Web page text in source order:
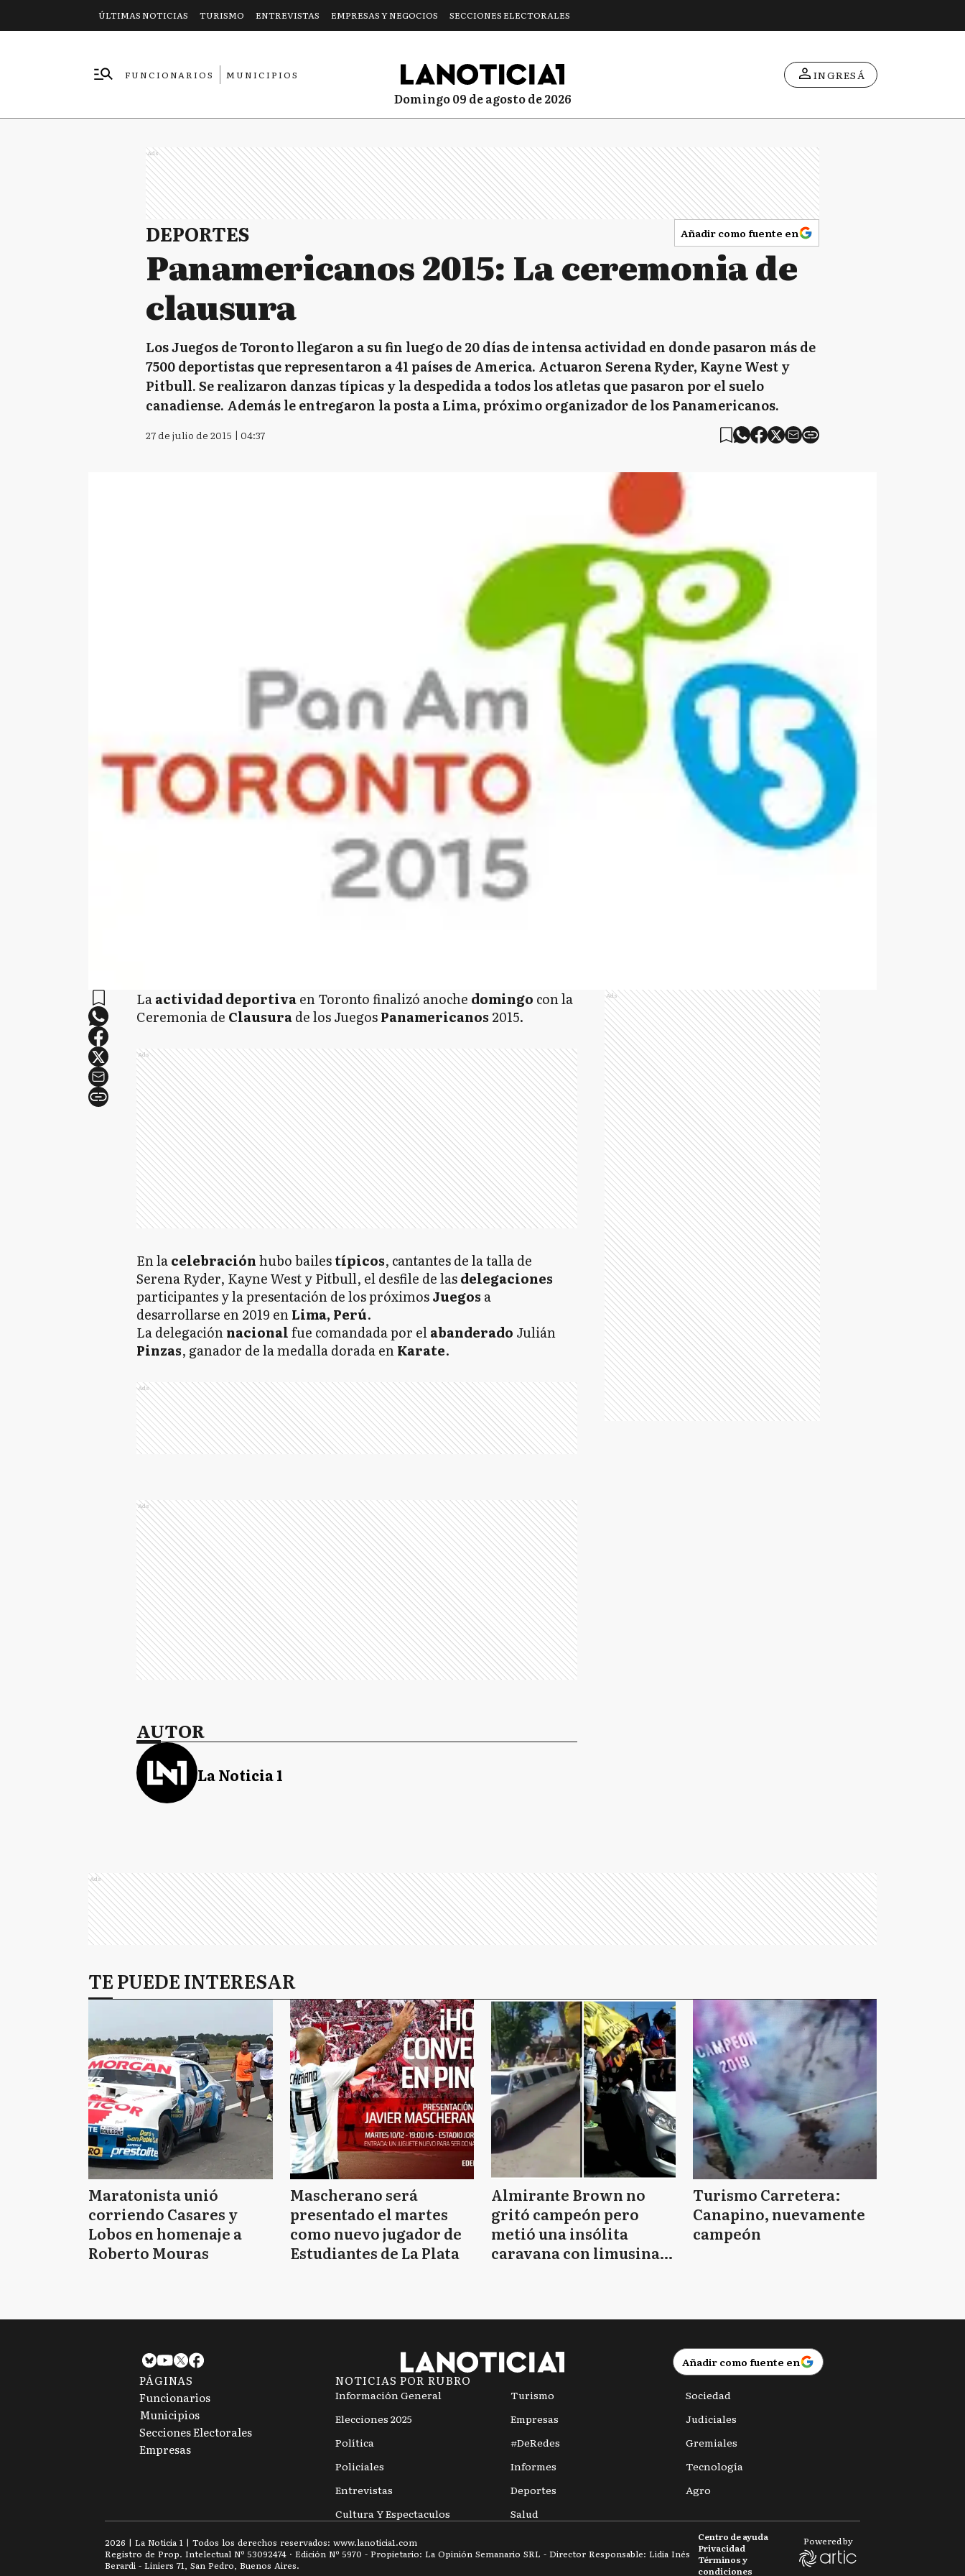
ÚLTIMAS NOTICIAS TURISMO ENTREVISTAS EMPRESAS Y NEGOCIOS SECCIONES ELECTORALES
FUNCIONARIOS
MUNICIPIOS
domingo 09 de agosto de 2026
INGRESÁ
Ads
DEPORTES Añadir como fuente en
Panamericanos 2015: La ceremonia de
clausura
Los Juegos de Toronto llegaron a su fin luego de 20 días de intensa actividad en donde pasaron más de
7500 deportistas que representaron a 41 países de America. Actuaron Serena Ryder, Kayne West y
Pitbull. Se realizaron danzas típicas y la despedida a todos los atletas que pasaron por el suelo
canadiense. Además le entregaron la posta a Lima, próximo organizador de los Panamericanos.
27 de julio de 2015 | 04:37
Laactividad deportivaen Toronto finalizó anoche domingo con la
Ceremonia de Clausurade los JuegosPanamericanos 2015.
Ads
En lacelebraciónhubo bailestípicos, cantantes de la talla de
Serena Ryder, Kayne West y Pitbull, el desfile de lasdelegaciones
participantes y la presentación de los próximosJuegos a
desarrollarse en 2019 enLima, Perú.
La delegaciónnacionalfue comandada por elabanderado Julián
Pinzas, ganador de la medalla dorada enKarate.
Ads
Ads
AUTOR
La Noticia 1
Ads
Ads
TE PUEDE INTERESAR
Maratonista unió
corriendo Casares y
Lobos en homenaje a
Roberto Mouras
Mascherano será
presentado el martes
como nuevo jugador de
Estudiantes de La Plata
Almirante Brown no
gritó campeón pero
metió una insólita
caravana con limusinas
Turismo Carretera:
Canapino, nuevamente
campeón
Añadir como fuente en
PÁGINAS
Funcionarios
Municipios
Secciones Electorales
Empresas
NOTICIAS POR RUBRO
Información General
Elecciones 2025
Política
Policiales
Entrevistas
Cultura Y Espectaculos
Turismo
Empresas
#DeRedes
Informes
Deportes
Salud
Sociedad
Judiciales
Gremiales
Tecnología
Agro
2026 | La Noticia 1 | Todos los derechos reservados: www.lanoticia1.com
Registro de Prop. Intelectual Nº 53092474 · Edición Nº 5970 - Propietario: La Opinión Semanario SRL - Director Responsable: Lidia Inés
Berardi - Liniers 71, San Pedro, Buenos Aires.
Términos y
condiciones
Privacidad
Centro de ayuda Powered by